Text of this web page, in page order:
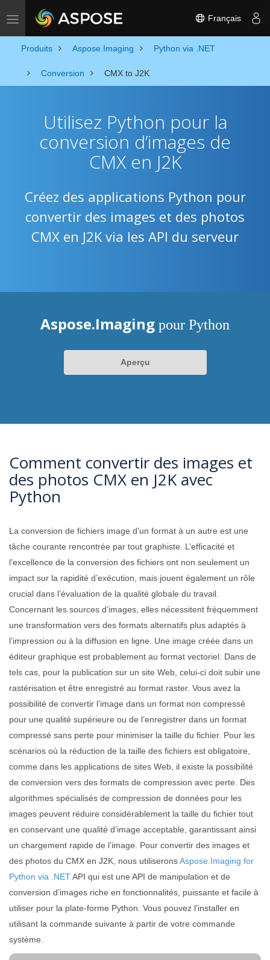
Toggle navigation Français
Produits Aspose.Imaging Python via .NET
Conversion CMX to J2K
Utilisez Python pour la
conversion d’images de
CMX en J2K
Créez des applications Python pour
convertir des images et des photos
CMX en J2K via les API du serveur
Aspose.Imaging pour Python
Aperçu
Comment convertir des images et
des photos CMX en J2K avec
Python
La conversion de fichiers image d’un format à un autre est une
tâche courante rencontrée par tout graphiste. L’efficacité et
l’excellence de la conversion des fichiers ont non seulement un
impact sur la rapidité d’exécution, mais jouent également un rôle
crucial dans l’évaluation de la qualité globale du travail.
Concernant les sources d’images, elles nécessitent fréquemment
une transformation vers des formats alternatifs plus adaptés à
l’impression ou à la diffusion en ligne. Une image créée dans un
éditeur graphique est probablement au format vectoriel. Dans de
tels cas, pour la publication sur un site Web, celui-ci doit subir une
rastérisation et être enregistré au format raster. Vous avez la
possibilité de convertir l’image dans un format non compressé
pour une qualité supérieure ou de l’enregistrer dans un format
compressé sans perte pour minimiser la taille du fichier. Pour les
scénarios où la réduction de la taille des fichiers est obligatoire,
comme dans les applications de sites Web, il existe la possibilité
de conversion vers des formats de compression avec perte. Des
algorithmes spécialisés de compression de données pour les
images peuvent réduire considérablement la taille du fichier tout
en conservant une qualité d’image acceptable, garantissant ainsi
un chargement rapide de l’image. Pour convertir des images et
des photos du CMX en J2K, nous utiliseronsAspose.Imaging for
Python via .NETAPI qui est une API de manipulation et de
conversion d’images riche en fonctionnalités, puissante et facile à
utiliser pour la plate-forme Python. Vous pouvez l’installer en
utilisant la commande suivante à partir de votre commande
système.